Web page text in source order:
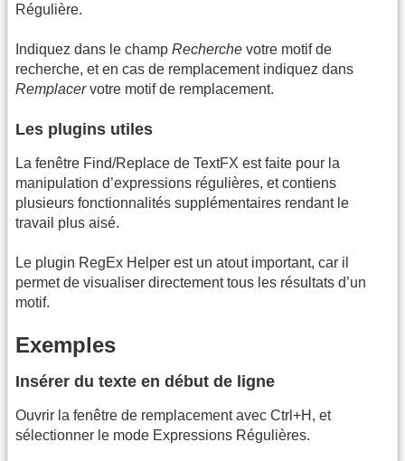
Régulière.
Indiquez dans le champ Recherche votre motif de
recherche, et en cas de remplacement indiquez dans
Remplacervotre motif de remplacement.
Les plugins utiles
La fenêtre Find/Replace de TextFX est faite pour la
manipulation d’expressions régulières, et contiens
plusieurs fonctionnalités supplémentaires rendant le
travail plus aisé.
Le plugin RegEx Helper est un atout important, car il
permet de visualiser directement tous les résultats d’un
motif.
Exemples
Insérer du texte en début de ligne
Ouvrir la fenêtre de remplacement avec Ctrl+H, et
sélectionner le mode Expressions Régulières.